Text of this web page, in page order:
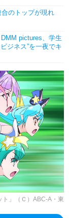
のトップが現れ
pictures、学生
ジネス”を一夜でキ
ト」（Ｃ）ABC-A・東